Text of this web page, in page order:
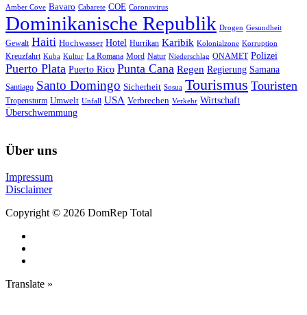
Amber Cove Bavaro Cabarete COE Coronavirus
Dominikanische Republik Drogen Gesundheit
Gewalt Haiti Hochwasser Hotel Hurrikan Karibik Kolonialzone Korruption
Kreuzfahrt Kuba Kultur La Romana Mord Natur Niederschlag ONAMET Polizei
Puerto Plata Puerto Rico Punta Cana Regen Regierung Samana
Santiago Santo Domingo Sicherheit Sosua Tourismus Touristen
Tropensturm Umwelt Unfall USA Verbrechen Verkehr Wirtschaft
Überschwemmung
Über uns
Impressum
Disclaimer
Copyright © 2026 DomRep Total
Translate »